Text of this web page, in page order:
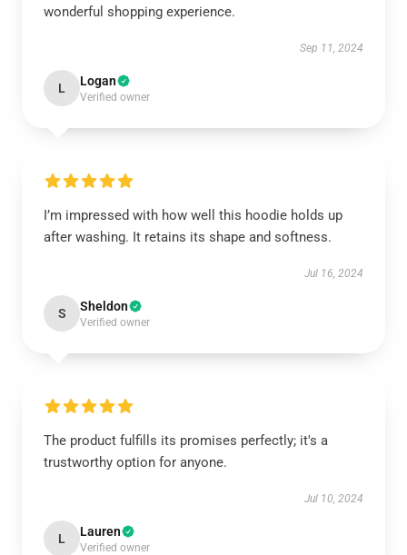
wonderful shopping experience.
Sep 11, 2024
L Logan
Verified owner
I’m impressed with how well this hoodie holds up
after washing. It retains its shape and softness.
Jul 16, 2024
S Sheldon
Verified owner
The product fulfills its promises perfectly; it's a
trustworthy option for anyone.
Jul 10, 2024
L Lauren
Verified owner